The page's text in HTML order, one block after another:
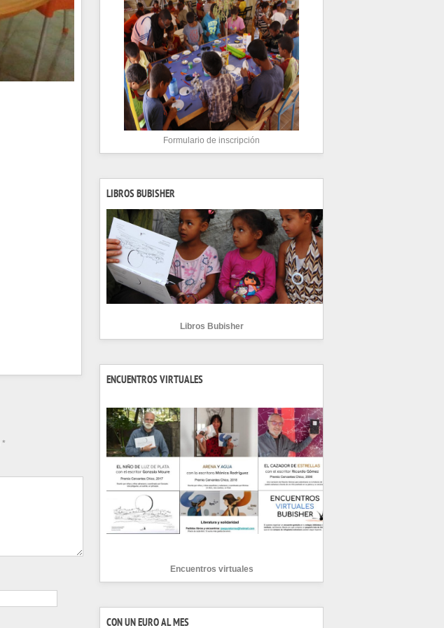
*
Formulario de inscripción
LIBROS BUBISHER
Libros Bubisher
ENCUENTROS VIRTUALES
Encuentros virtuales
CON UN EURO AL MES